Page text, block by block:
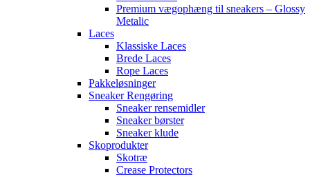
Premium vægophæng til sneakers – Glossy
Metalic
Laces
Klassiske Laces
Brede Laces
Rope Laces
Pakkeløsninger
Sneaker Rengøring
Sneaker rensemidler
Sneaker børster
Sneaker klude
Skoprodukter
Skotræ
Crease Protectors